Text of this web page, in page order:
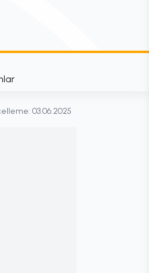
03.06.2025